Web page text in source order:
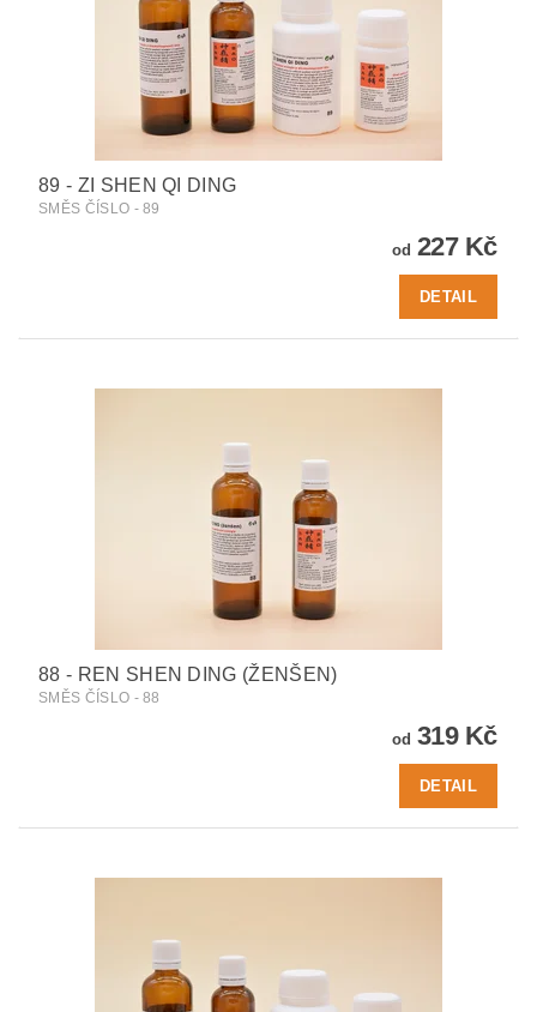
89 - ZI SHEN QI DING
SMĚS ČÍSLO - 89
od 227 Kč
DETAIL
88 - REN SHEN DING (ŽENŠEN)
SMĚS ČÍSLO - 88
od 319 Kč
DETAIL